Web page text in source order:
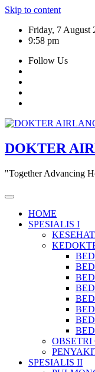
Skip to content
Friday, 7 August
9:58 pm
Follow Us
DOKTER
"Together Advancing
HOME
SPESIALIS I
SPESIALIS II